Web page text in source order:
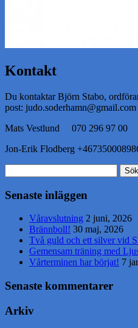
Kontakt
Du kontaktar Björn Stabo,
post:
Mats Vestlund 070 296 97 00
Jon-Erik Flodberg
efter:
Senaste inläggen
Våravslutning 2 juni, 2026
Brännboll! 30 maj, 2026
Två guld och ett silver vid
Gemensam träning med
Vårterminen har börjat! 7
Senaste kommentarer
Arkiv